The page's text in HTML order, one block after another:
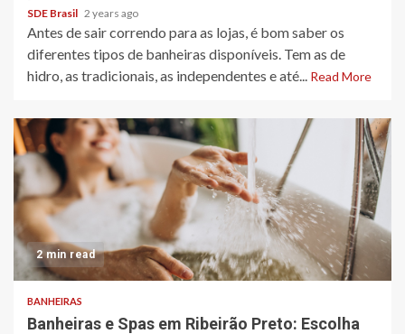
SDE Brasil 2 years ago
Antes de sair correndo para as lojas, é bom saber os
diferentes tipos de banheiras disponíveis. Tem as de
hidro, as tradicionais, as independentes e até... Read More
2 min read
BANHEIRAS
Banheiras e Spas em Ribeirão Preto: Escolha